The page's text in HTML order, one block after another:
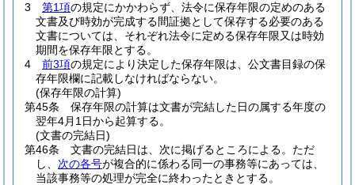
3
第1項の規定にかかわらず、法令に保存年限の定めのある
文書及び時効が完成する間証拠として保存する必要のある
文書については、それぞれ法令に定める保存年限又は時効
期間を保存年限とする。
4
前3項の規定により決定した保存年限は、公文書目録の保
存年限欄に記載しなければならない。
(保存年限の計算)
第45条
保存年限の計算は文書が完結した日の属する年度の
翌年4月1日から起算する。
(文書の完結日)
第46条
文書の完結日は、次に掲げるところによる。 ただ
し、 次の各号が複合的に係わる同一の事務等にあっては、
当該事務等の処理が完全に終わったときとする。